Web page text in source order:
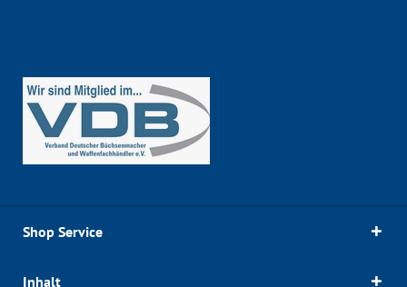
Shop Service
Inhalt